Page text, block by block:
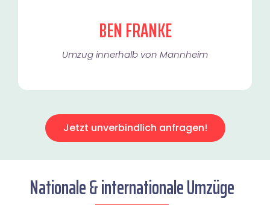
BEN FRANKE
Umzug innerhalb von Mannheim​
Jetzt unverbindlich anfragen!
Nationale & internationale Umzüge